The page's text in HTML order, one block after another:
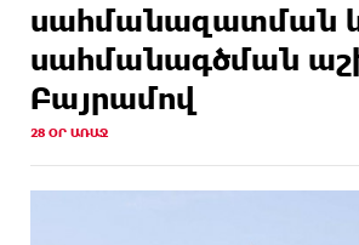
սահմանազատման
սահմանագծման
Բայրամով
28 ՕՐ ԱՌԱՋ